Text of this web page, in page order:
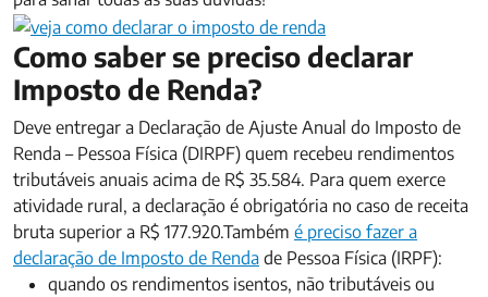
Como saber se preciso declarar
Imposto de Renda?
Deve entregar a Declaração de Ajuste Anual do Imposto de
Renda – Pessoa Física (DIRPF) quem recebeu rendimentos
tributáveis anuais acima de R$ 35.584. Para quem exerce
atividade rural, a declaração é obrigatória no caso de receita
bruta superior a R$ 177.920.Também é preciso fazer a
declaração de Imposto de Renda de Pessoa Física (IRPF):
quando os rendimentos isentos, não tributáveis ou